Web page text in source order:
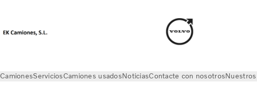
CamionesServiciosCamiones usadosNoticiasContacte con nosotros